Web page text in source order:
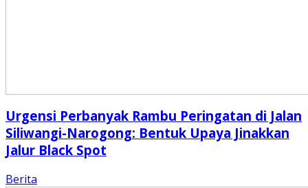
Urgensi Perbanyak Rambu Peringatan di Jalan
Siliwangi-Narogong: Bentuk Upaya Jinakkan
Jalur Black Spot
Berita